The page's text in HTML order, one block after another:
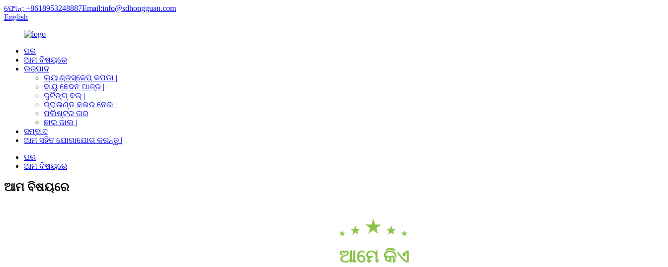
ଫୋନ୍: +8618953248887Email:info@sdhongguan.com
English
ଘର
ଆମ ବିଷୟରେ
ଉତ୍ପାଦ
ଲ୍ୟାଣ୍ଡସ୍କେପ୍ କପଡା |
ବାୟୁ ଛେଦନ ପାତ୍ର |
ରୁଟିଙ୍ଗ୍ ବଲ୍ |
ଗ୍ରାଉଣ୍ଡ କଭର ନେଲ |
ପଲିଷ୍ଟର ତାର
ଛାଇ ଜାଲ |
ସମ୍ବାଦ
ଆମ ସହିତ ଯୋଗାଯୋଗ କରନ୍ତୁ |
ଘର
ଆମ ବିଷୟରେ
ଆମ ବିଷୟରେ
ଆମେ କିଏ